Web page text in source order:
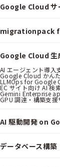
Google Cloud サ
migrationpack
Google Cloud 生
AI エージェント導入
Google Cloud かん
LLMOps for Google
EC サイト向け AI 検
Gemini Enterprise
GPU 調達・構築支援
AI 駆動開発 on
データベース構築